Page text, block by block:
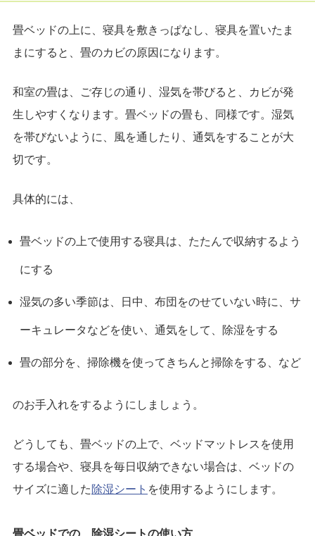
畳ベッドの上に、寝具を敷きっぱなし、寝具を置いたま
まにすると、畳のカビの原因になります。
和室の畳は、ご存じの通り、湿気を帯びると、カビが発
生しやすくなります。畳ベッドの畳も、同様です。湿気
を帯びないように、風を通したり、通気をすることが大
切です。
具体的には、
畳ベッドの上で使用する寝具は、たたんで収納するよう
にする
湿気の多い季節は、日中、布団をのせていない時に、サ
ーキュレータなどを使い、通気をして、除湿をする
畳の部分を、掃除機を使ってきちんと掃除をする、など
のお手入れをするようにしましょう。
どうしても、畳ベッドの上で、ベッドマットレスを使用
する場合や、寝具を毎日収納できない場合は、ベッドの
サイズに適した 除湿シート を使用するようにします。